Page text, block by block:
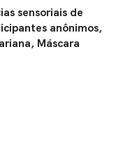
sensoriais de
anônimos,
Máscara